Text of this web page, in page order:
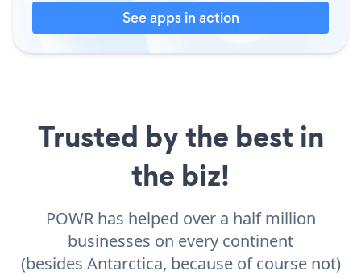
See apps in action
Trusted by the best in
the biz!
POWR has helped over a half million
businesses on every continent
(besides Antarctica, because of course not)